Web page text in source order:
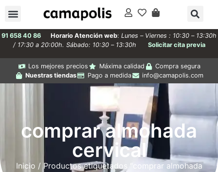
91 658 40 86 Horario Atención web: Lunes – Viernes : 10:30 – 13:30h
/ 17:30 a 20:00h. Sábado: 10:30 – 13:30h
Solicitar cita previa
Los mejores precios Máxima calidad
Compra segura
Nuestras tiendas
Pago a medida info@camapolis.com
comprar almohada
cervical
Inicio / Productos etiquetados “comprar almohada